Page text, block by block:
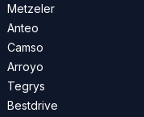
Metzeler
Anteo
Camso
Arroyo
Tegrys
Bestdrive